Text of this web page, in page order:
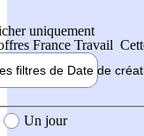
uniquement
France Travail
filtres de Date de
création de l'offre
Un jour